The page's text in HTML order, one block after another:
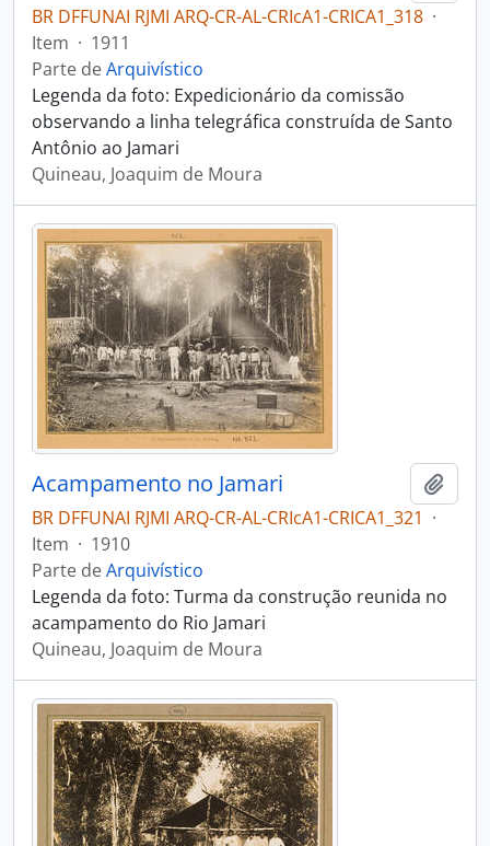
BR DFFUNAI RJMI ARQ-CR-AL-CRIcA1-CRICA1_318 ·
Item · 1911
Parte deArquivístico
Legenda da foto: Expedicionário da comissão
observando a linha telegráfica construída de Santo
Antônio ao Jamari
Quineau, Joaquim de Moura
Acampamento no Jamari
BR DFFUNAI RJMI ARQ-CR-AL-CRIcA1-CRICA1_321 ·
Item · 1910
Parte deArquivístico
Legenda da foto: Turma da construção reunida no
acampamento do Rio Jamari
Quineau, Joaquim de Moura